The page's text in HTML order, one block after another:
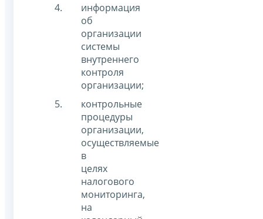
информация
об
организации
системы
внутреннего
контроля
организации;
контрольные
процедуры
организации,
осуществляемые
в
целях
налогового
мониторинга,
на